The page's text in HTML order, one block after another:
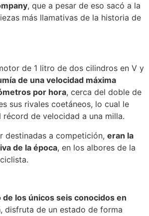
, que a pesar de eso sacó a la
más llamativas de la historia de
de 1 litro de dos cilindros en V y
de una velocidad máxima
por hora, cerca del doble de
sus rivales coetáneos, lo cual le
de velocidad a una milla.
destinadas a competición, eran la
de la época, en los albores de la
de los únicos seis conocidos en
, disfruta de un estado de forma